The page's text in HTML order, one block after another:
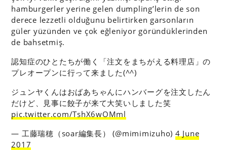
hamburgerler yerine gelen dumpling’lerin de son
derece lezzetli olduğunu belirtirken garsonların
güler yüzünden ve çok eğleniyor göründüklerinden
de bahsetmiş.
認知症のひとたちが働く「注文をまちがえる料理店」の
プレオープンに行って来ました(^^)
ジュンヤくんはおばあちゃんにハンバーグを注文したん
だけど、見事に餃子が来て大笑いしました笑
pic.twitter.com/TshX6wOMml
— 工藤瑞穂（soar編集長） (@mimimizuho) 4 June
2017